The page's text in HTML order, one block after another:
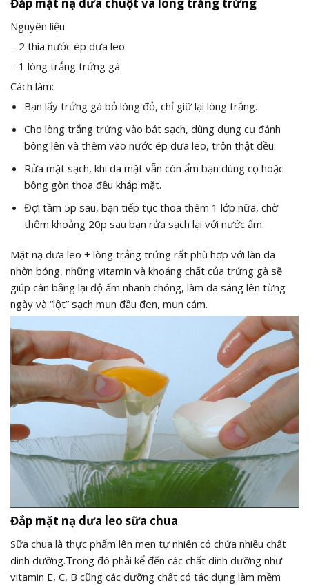
Nguyên liệu:
– 2 thìa nước ép dưa leo
– 1 lòng trắng trứng gà
Cách làm:
Bạn lấy trứng gà bỏ lòng đỏ, chỉ giữ lại lòng trắng.
Cho lòng trắng trứng vào bát sạch, dùng dụng cụ đánh
bông lên và thêm vào nước ép dưa leo, trộn thật đều.
Rửa mặt sạch, khi da mặt vẫn còn ẩm bạn dùng cọ hoặc
bông gòn thoa đều khắp mặt.
Đợi tầm 5p sau, bạn tiếp tục thoa thêm 1 lớp nữa, chờ
thêm khoảng 20p sau bạn rửa sạch lại với nước ấm.
Mặt nạ dưa leo + lòng trắng trứng rất phù hợp với làn da
nhờn bóng, những vitamin và khoáng chất của trứng gà sẽ
giúp cân bằng lại độ ẩm nhanh chóng, làm da sáng lên từng
ngày và “lột” sạch mụn đầu đen, mụn cám.
Đắp mặt nạ dưa leo sữa chua
Sữa chua là thực phẩm lên men tự nhiên có chứa nhiều chất
dinh dưỡng.Trong đó phải kể đến các chất dinh dưỡng như
vitamin E, C, B cũng các dưỡng chất có tác dụng làm mềm